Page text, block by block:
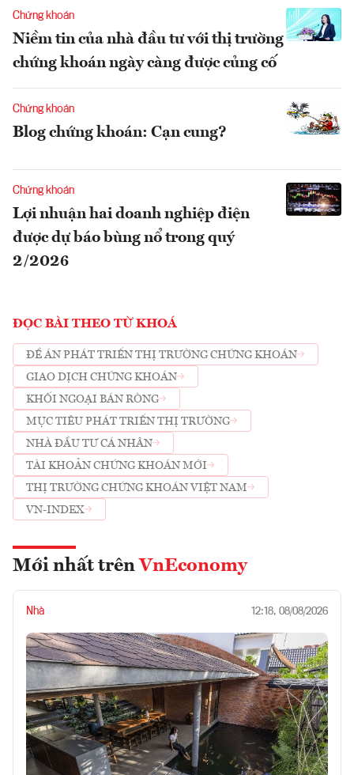
Chứng khoán
Niềm tin của nhà đầu tư với thị trường
chứng khoán ngày càng được củng cố
Chứng khoán
Blog chứng khoán: Cạn cung?
Chứng khoán
Lợi nhuận hai doanh nghiệp điện
được dự báo bùng nổ trong quý
2/2026
ĐỌC BÀI THEO TỪ KHOÁ
ĐỀ ÁN PHÁT TRIỂN THỊ TRƯỜNG CHỨNG KHOÁN
GIAO DỊCH CHỨNG KHOÁN
KHỐI NGOẠI BÁN RÒNG
MỤC TIÊU PHÁT TRIỂN THỊ TRƯỜNG
NHÀ ĐẦU TƯ CÁ NHÂN
TÀI KHOẢN CHỨNG KHOÁN MỚI
THỊ TRƯỜNG CHỨNG KHOÁN VIỆT NAM
VN-INDEX
Mới nhất trên VnEconomy
Nhà 12:18, 08/08/2026